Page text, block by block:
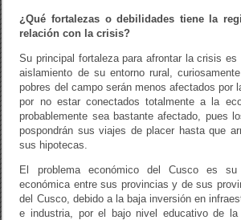
¿Qué fortalezas o debilidades tiene la
relación con la crisis?
Su principal fortaleza para afrontar la crisis
aislamiento de su entorno rural,
pobres del campo serán menos afectados por
por no estar conectados totalmente a la
probablemente sea bastante afectado, pues
pospondrán sus viajes de placer hasta que
sus hipotecas.
El problema económico del Cusco es su
económica entre sus provincias y de sus
del Cusco, debido a la baja inversión en
e industria, por el bajo nivel educativo de